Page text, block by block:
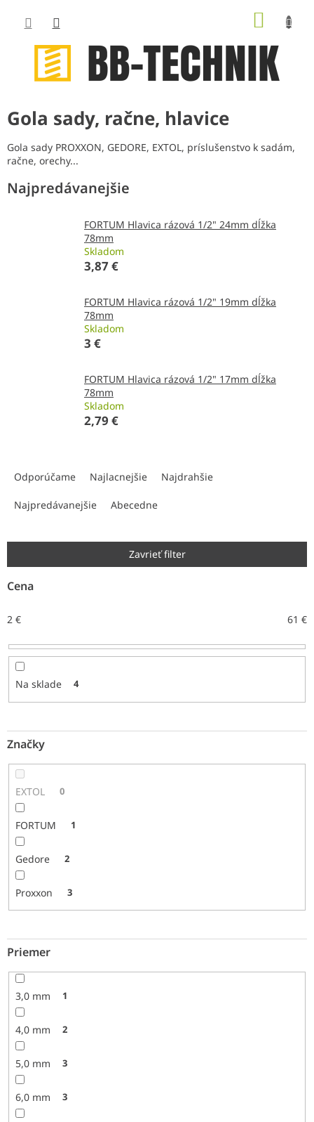
obsah
Gola sady, račne, hlavice
Gola sady PROXXON, GEDORE, EXTOL, príslušenstvo k sadám,
račne, orechy...
Najpredávanejšie
FORTUM Hlavica rázová 1/2" 24mm dĺžka
78mm
Skladom
3,87 €
FORTUM Hlavica rázová 1/2" 19mm dĺžka
78mm
Skladom
3 €
FORTUM Hlavica rázová 1/2" 17mm dĺžka
78mm
Skladom
2,79 €
i
p
r
d
u
k
t
Odporúčame Najlacnejšie Najdrahšie
Najpredávanejšie Abecedne
Zavrieť filter
Cena
2 € 61 €
Na sklade 4
Značky
EXTOL 0
FORTUM 1
Gedore 2
Proxxon 3
Priemer
3,0 mm 1
4,0 mm 2
5,0 mm 3
6,0 mm 3